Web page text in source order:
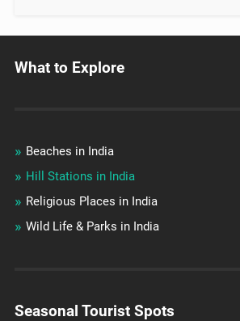
What to Explore
Beaches in India
Hill Stations in India
Religious Places in India
Wild Life & Parks in India
Seasonal Tourist Spots